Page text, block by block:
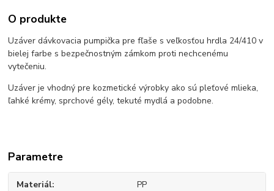
O produkte
Uzáver dávkovacia pumpička pre fľaše s veľkosťou hrdla 24/410 v
bielej farbe s bezpečnostným zámkom proti nechcenému
vytečeniu.
Uzáver je vhodný pre kozmetické výrobky ako sú pleťové mlieka,
ľahké krémy, sprchové gély, tekuté mydlá a podobne.
Parametre
Materiál PP